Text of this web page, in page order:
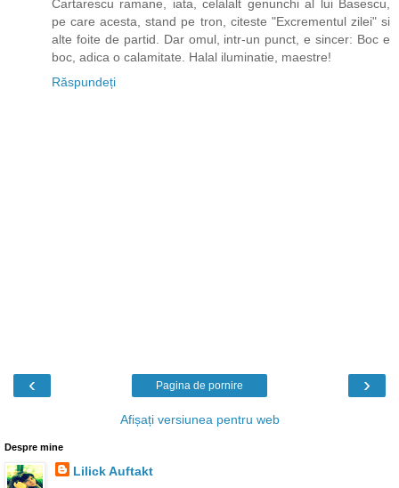
Cartarescu ramane, iata, celalalt genunchi al lui Basescu,
pe care acesta, stand pe tron, citeste "Excrementul zilei" si
alte foite de partid. Dar omul, intr-un punct, e sincer: Boc e
boc, adica o calamitate. Halal iluminatie, maestre!
Răspundeți
‹ ›
Pagina de pornire
Afișați versiunea pentru web
Despre mine
Lilick Auftakt